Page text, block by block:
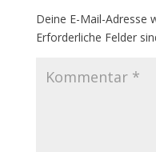
Deine E-Mail-Adresse
Erforderliche Felder